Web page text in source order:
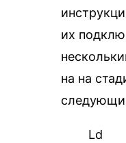
их
на на
Ld